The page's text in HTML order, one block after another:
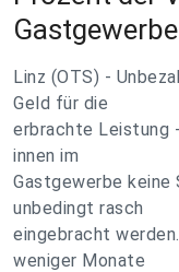
Gastgewerbe
Linz (OTS) -
Geld für die
erbrachte Leistung
innen im
Gastgewerbe
unbedingt rasch
eingebracht
weniger Monate